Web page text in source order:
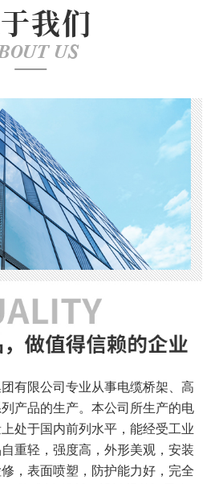
我们
US
有限公司专业从事电缆桥架、高
产品的生产。本公司所生产的电
处于国内前列水平，能经受工业
重轻，强度高，外形美观，安装
，表面喷塑，防护能力好，完全